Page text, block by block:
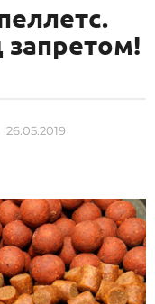
запретом!
26.05.2019
5
.
2
0
1
9